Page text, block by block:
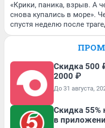
«Крики, паника, взрыв. А
снова купались в море».
спустя неделю после
Скидка 500
2000 ₽
До 31 августа,
Скидка 55%
в